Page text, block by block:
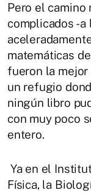
Pero el camino
complicados -
matemáticas
fueron la mejor
un refugio
ningún libro
con muy poco
entero.
Ya en el
Física, la